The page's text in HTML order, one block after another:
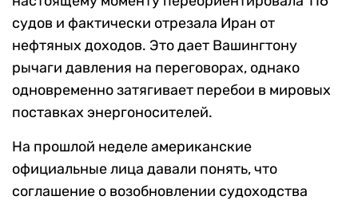
судов и фактически отрезала Иран от
нефтяных доходов. Это дает Вашингтону
рычаги давления на переговорах, однако
одновременно затягивает перебои в мировых
поставках энергоносителей.
На прошлой неделе американские
официальные лица давали понять, что
соглашение о возобновлении судоходства